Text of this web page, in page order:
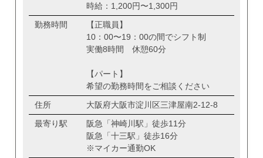
時給：1,200円〜1,300円
勤務時間
【正職員】
10：00〜19：00の間でシフト制
実働8時間 休憩60分
【パート】
希望の勤務時間をご相談ください
住所
大阪府大阪市淀川区三津屋南2-12-8
最寄り駅
阪急「神崎川駅」徒歩11分
阪急「十三駅」徒歩16分
※マイカー通勤OK